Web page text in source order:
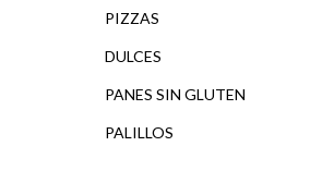
PIZZAS
DULCES
PANES SIN GLUTEN
PALILLOS